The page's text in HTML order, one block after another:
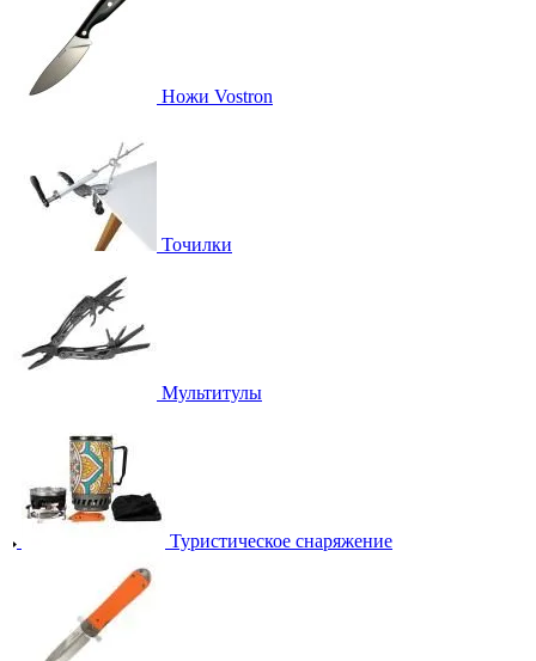
Ножи Vostron
Точилки
Мультитулы
Туристическое снаряжение